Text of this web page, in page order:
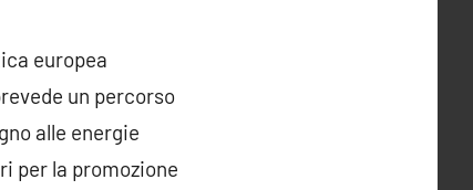
europea
un percorso
alle energie
per la promozione